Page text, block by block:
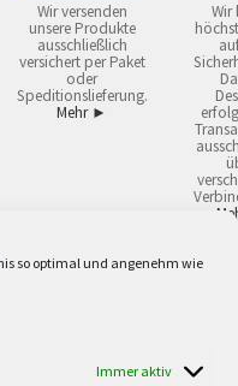
so optimal und angenehm wie
Immer aktiv
Wir versenden
unsere Produkte
ausschließlich
versichert per Paket
oder
Speditionslieferung.
Mehr ►
Wir
Inseln ausgenommen. Unsere
beruflichen oder gewerblichen